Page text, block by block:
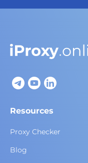
Resources
Proxy Checker
Blog